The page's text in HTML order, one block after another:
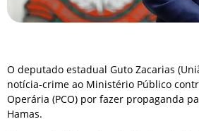
O deputado estadual Guto Zacarias
notícia-crime ao Ministério Público
Operária (PCO) por fazer propaganda
Hamas.